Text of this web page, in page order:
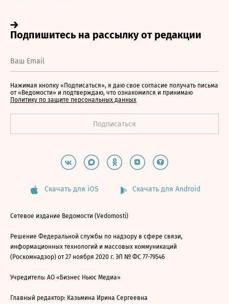
Нажимая кнопку «Подписаться», я даю свое согласие получать письма
от «Ведомости» и подтверждаю, что ознакомился и принимаю
Политику по защите персональных данных
Скачать для iOS Скачать для Android
Сетевое издание Ведомости (Vedomosti)
Решение Федеральной службы по надзору в сфере связи,
информационных технологий и массовых коммуникаций
(Роскомнадзор) от 27 ноября 2020 г. ЭЛ № ФС 77-79546
Учредитель: АО «Бизнес Ньюс Медиа»
Главный редактор: Казьмина Ирина Сергеевна